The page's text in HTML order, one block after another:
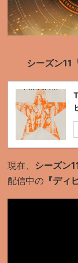
シーズン11
現在、 シーズン
配信中の 『ディ